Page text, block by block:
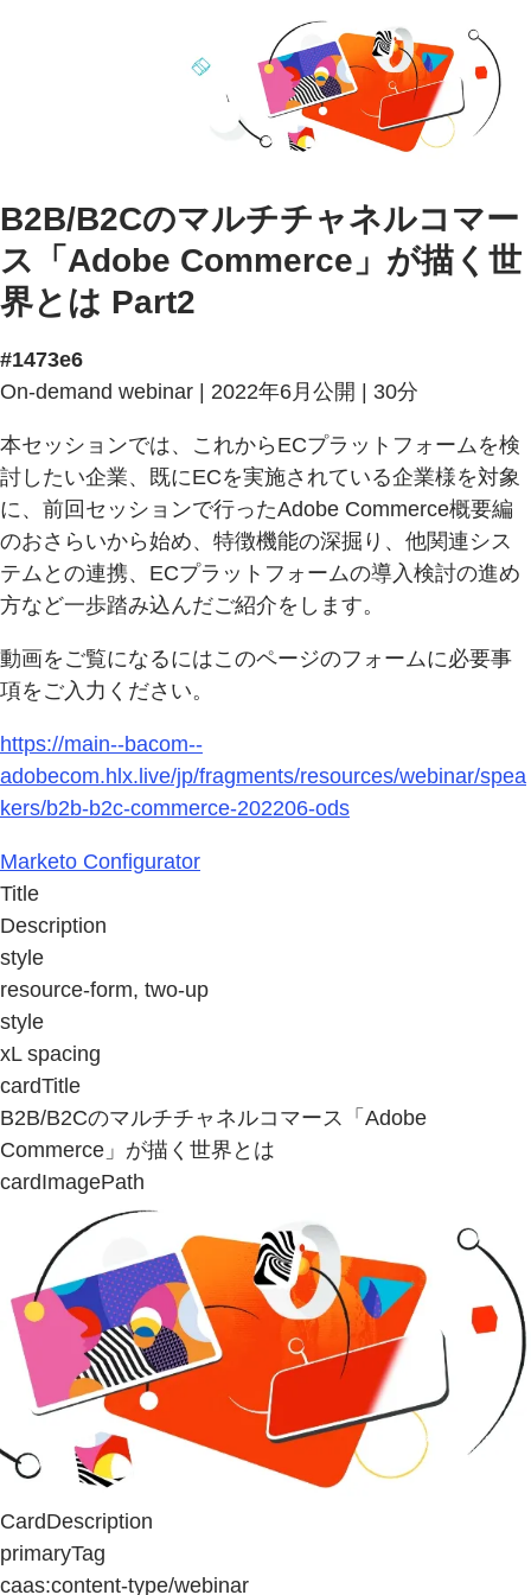
B2B/B2Cのマルチチャネルコマー
ス「Adobe Commerce」が描く世
界とは Part2
#1473e6
On-demand webinar | 2022年6月公開 | 30分
本セッションでは、これからECプラットフォームを検
討したい企業、既にECを実施されている企業様を対象
に、前回セッションで行ったAdobe Commerce概要編
のおさらいから始め、特徴機能の深掘り、他関連シス
テムとの連携、ECプラットフォームの導入検討の進め
方など一歩踏み込んだご紹介をします。
動画をご覧になるにはこのページのフォームに必要事
項をご入力ください。
https://main--bacom--
adobecom.hlx.live/jp/fragments/resources/webinar/spea
kers/b2b-b2c-commerce-202206-ods
Marketo Configurator
Title
Description
style
resource-form, two-up
style
xL spacing
cardTitle
B2B/B2Cのマルチチャネルコマース「Adobe
Commerce」が描く世界とは
cardImagePath
CardDescription
primaryTag
caas:content-type/webinar